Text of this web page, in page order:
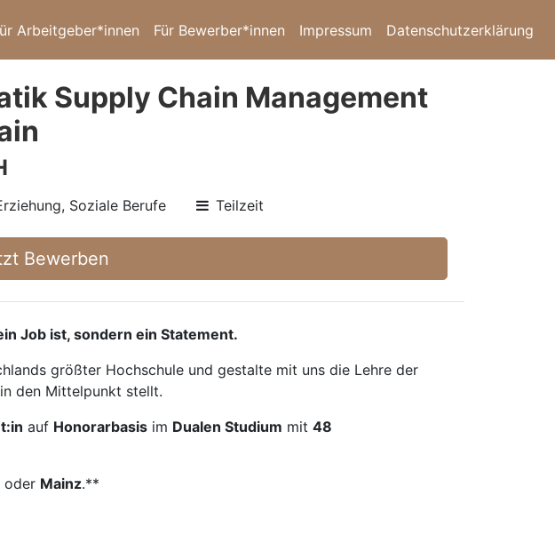
Arbeitgeber*innen Für Bewerber*innen Impressum Datenschutzerklärung
Supply Chain Management
Soziale Berufe Teilzeit
Bewerben
Job ist, sondern ein Statement.
größter Hochschule und gestalte mit uns die Lehre der
den Mittelpunkt stellt.
auf Honorarbasis im Dualen Studium mit 48
oder Mainz.**